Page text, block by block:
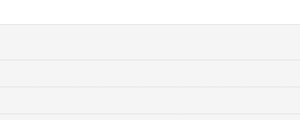
3M スプレーのり99 [3M-99]
コ